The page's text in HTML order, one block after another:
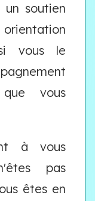
soutien
vous le
vous
à vous
pas
êtes en